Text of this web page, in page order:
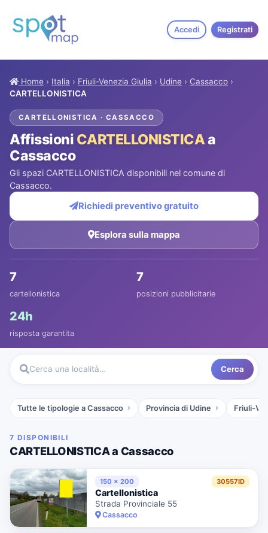
Accedi Registrati
Home › Italia › Friuli-Venezia Giulia › Udine › Cassacco ›
CARTELLONISTICA
CARTELLONISTICA · CASSACCO
Affissioni CARTELLONISTICAa
Cassacco
Gli spazi CARTELLONISTICA disponibili nel comune di
Cassacco.
Richiedi preventivo gratuito
Esplora sulla mappa
7
cartellonistica
7
posizioni pubblicitarie
24h
risposta garantita
Cerca una località… Cerca
Tutte le tipologie a Cassacco Provincia di Udine Friuli-
7 DISPONIBILI
CARTELLONISTICA a Cassacco
150 x 200 30557ID
Cartellonistica
Strada Provinciale 55
Cassacco